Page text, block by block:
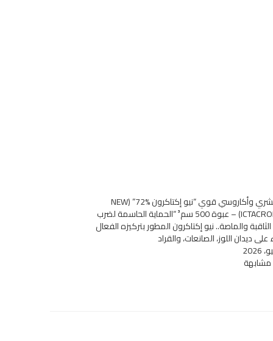
مبيد حشري وأكاروسي قوي “نيو إكتاكرون %72” (NEW
ICTACRON 72%) – عبوة 500 سم³ “الحماية الحاسمة لضرب
والماصة.. نيو إكتاكرون المطور بتركيزه الفعال
ديدان اللوز، الصانعات، والقراد
مشابهة